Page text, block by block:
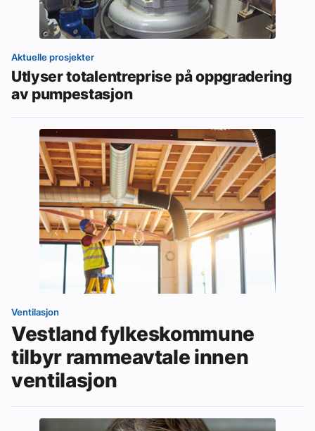
Aktuelle prosjekter
Utlyser totalentreprise på oppgradering
av pumpestasjon
Ventilasjon
Vestland fylkeskommune
tilbyr rammeavtale innen
ventilasjon